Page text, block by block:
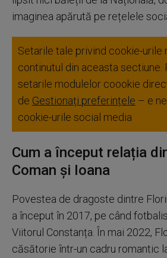
imaginea apărută pe rețelele
Setarile tale privind cookie-urile
continutul din aceasta sectiune.
setarile modulelor coookie
de Gestionați preferințele – e
cookie-urile social media
Cum a început relația
Coman și Ioana
Povestea de dragoste dintre
a început în 2017, pe când
Viitorul Constanța. În mai 2022,
căsătorie într-un cadru romantic